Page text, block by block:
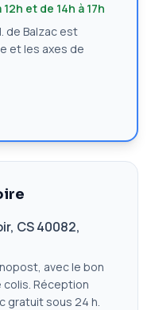
et de 14h à 17h
de Balzac est
et les axes de
CS 40082,
avec le bon
colis. Réception
gratuit sous 24 h.